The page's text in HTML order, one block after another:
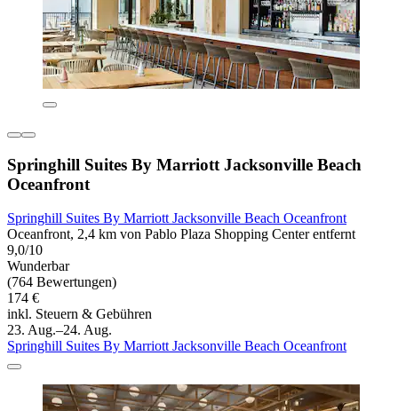
Springhill Suites By Marriott Jacksonville Beach
Oceanfront
Springhill Suites By Marriott Jacksonville Beach Oceanfront
Oceanfront, 2,4 km von Pablo Plaza Shopping Center entfernt
9,0/10
Wunderbar
(764 Bewertungen)
174 €
inkl. Steuern & Gebühren
23. Aug.–24. Aug.
Springhill Suites By Marriott Jacksonville Beach Oceanfront